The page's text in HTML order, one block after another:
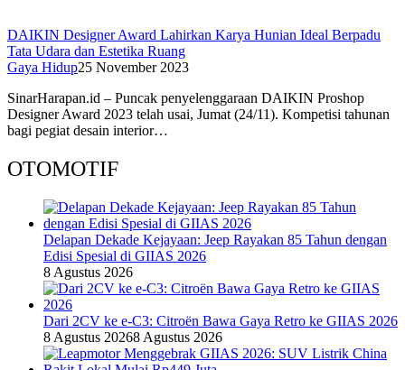
DAIKIN Designer Award Lahirkan Karya Hunian Ideal Berpadu
Tata Udara dan Estetika Ruang
Gaya Hidup25 November 2023
SinarHarapan.id – Puncak penyelenggaraan DAIKIN Proshop
Designer Award 2023 telah usai, Jumat (24/11). Kompetisi tahunan
bagi pegiat desain interior…
OTOMOTIF
Delapan Dekade Kejayaan: Jeep Rayakan 85 Tahun dengan
Edisi Spesial di GIIAS 2026
8 Agustus 2026
Dari 2CV ke e-C3: Citroën Bawa Gaya Retro ke GIIAS 2026
8 Agustus 20268 Agustus 2026